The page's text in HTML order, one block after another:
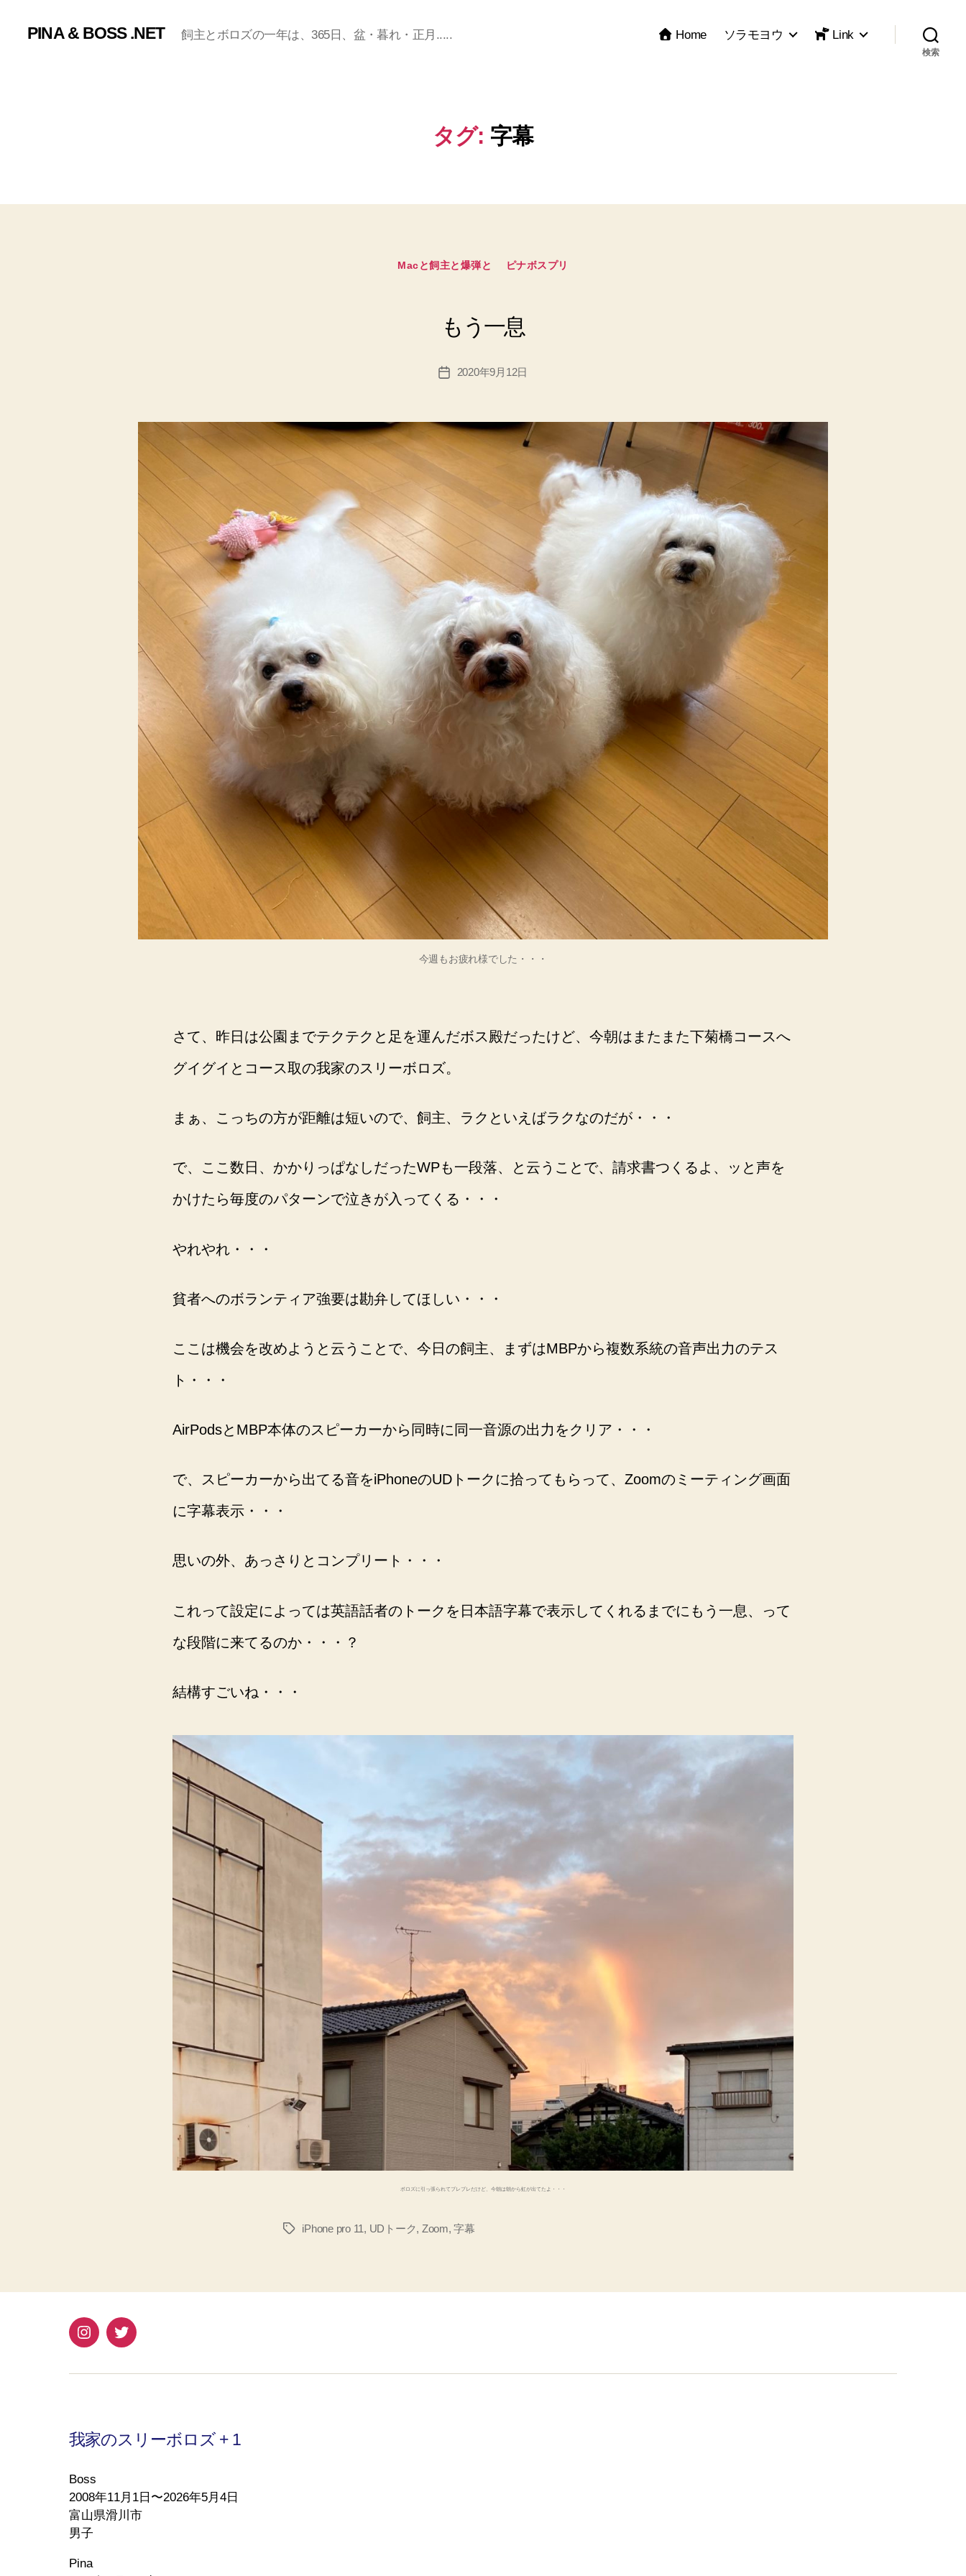
PINA & BOSS .NET 飼主とボロズの一年は、365日、盆・暮れ・正月..... Home ソラモヨウ Link
検索
タグ: 字幕
カ
テ
Macと飼主と爆弾と ピナボスプリ
もう一息
投
2020年9月12日
今週もお疲れ様でした・・・
さて、昨日は公園までテクテクと足を運んだボス殿だったけど、今朝はまたまた下菊橋コースへ
グイグイとコース取の我家のスリーボロズ。
まぁ、こっちの方が距離は短いので、飼主、ラクといえばラクなのだが・・・
で、ここ数日、かかりっぱなしだったWPも一段落、と云うことで、請求書つくるよ、ッと声を
かけたら毎度のパターンで泣きが入ってくる・・・
やれやれ・・・
貧者へのボランティア強要は勘弁してほしい・・・
ここは機会を改めようと云うことで、今日の飼主、まずはMBPから複数系統の音声出力のテス
ト・・・
AirPodsとMBP本体のスピーカーから同時に同一音源の出力をクリア・・・
で、スピーカーから出てる音をiPhoneのUDトークに拾ってもらって、Zoomのミーティング画面
に字幕表示・・・
思いの外、あっさりとコンプリート・・・
これって設定によっては英語話者のトークを日本語字幕で表示してくれるまでにもう一息、って
な段階に来てるのか・・・？
結構すごいね・・・
ボロズに引っ張られてブレブレだけど、今朝は朝から虹が出てたよ・・・
タ
iPhone pro 11, UDトーク, Zoom,字幕
InstagramTwitter
我家のスリーボロズ + 1
Boss
2008年11月1日〜2026年5月4日
富山県滑川市
男子
Pina